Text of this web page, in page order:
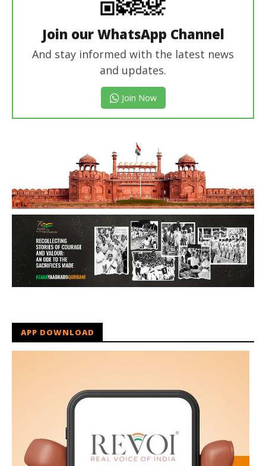
Join our WhatsApp Channel
And stay informed with the latest news
and updates.
Join Now
APP DOWNLOAD